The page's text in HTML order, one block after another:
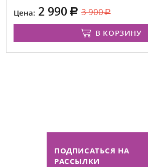
Цена: 2 990 3 900
В КОРЗИНУ
ПОДПИСАТЬСЯ НА
РАССЫЛКИ